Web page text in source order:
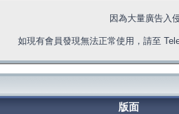
因為大量廣告入
如現有會員發現無法正常使用，請至
版面